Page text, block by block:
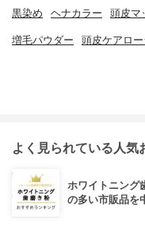
黒染め ヘナカラー 頭皮マ
増毛パウダー 頭皮ケアロ
よく見られている人気
ホワイトニング
の多い市販品を